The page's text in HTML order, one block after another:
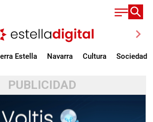
chevron_right
Estella Navarra Cultura Sociedad
PUBLICIDAD